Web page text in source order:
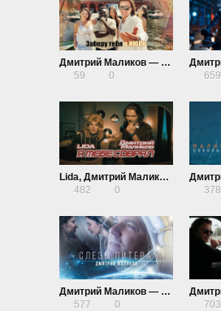
Дмитрий Маликов — Заберу тебя в июль
59
0
659
Lida, Дмитрий Маликов — Я тебе соврал
482
0
378
Дмитрий Маликов — Слезы Питера
577
0
703